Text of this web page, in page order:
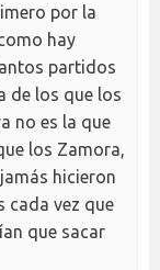
por la
hay
partidos
de los que los
no es la que
los Zamora,
hicieron
cada vez que
que sacar